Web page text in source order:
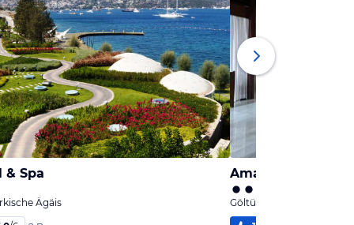
& Spa
Ägäis
Amanruya Resort
Göltürkbükü, Türkische